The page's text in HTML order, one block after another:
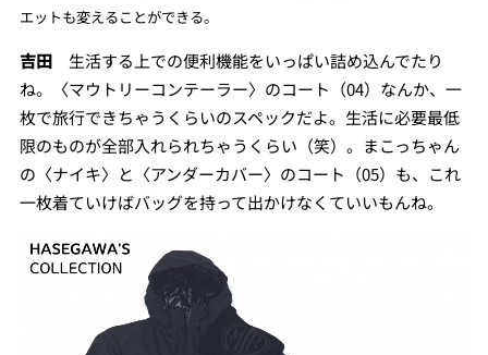
エットも変えることができる。
吉田生活する上での便利機能をいっぱい詰め込んでたり
ね。〈マウトリーコンテーラー〉のコート（04）なんか、一
枚で旅行できちゃうくらいのスペックだよ。生活に必要最低
限のものが全部入れられちゃうくらい（笑）。まこっちゃん
の〈ナイキ〉と〈アンダーカバー〉のコート（05）も、これ
一枚着ていけばバッグを持って出かけなくていいもんね。